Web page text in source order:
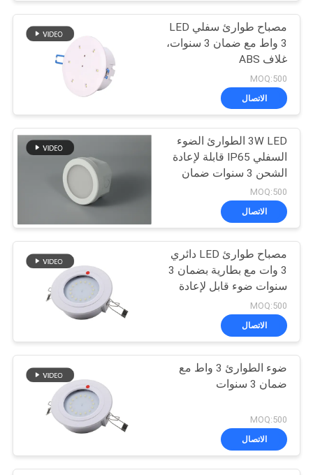
مراقبة
الجودة
اتصل
اطلب
اقتباس
خريطة
الموقع
سياسة
الخصوصية
ضوء الطوارئ راحة
36
مصابيح طوارئ LED
59
ضوء طوارئ السقف
46
مصباح طوارئ سفلي LED
3 واط مع ضمان 3 سنوات،
غلاف ABS
MOQ:500
الاتصال
3W LED الطوارئ الضوء
السفلي IP65 قابلة لإعادة
الشحن 3 سنوات ضمان
MOQ:500
الاتصال
مصباح طوارئ LED دائري
3 وات مع بطارية بضمان 3
سنوات ضوء قابل لإعادة
الشحن
MOQ:500
الاتصال
ضوء الطوارئ 3 واط مع
ضمان 3 سنوات
MOQ:500
الاتصال